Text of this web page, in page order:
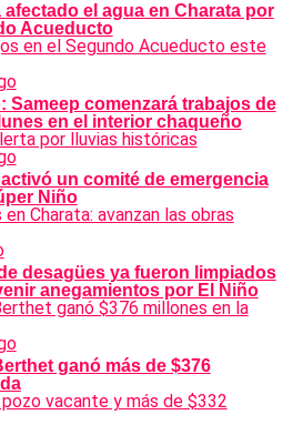
el agua en Charata por
Acueducto
Sameep comenzará trabajos de
en el interior chaqueño
un comité de emergencia
Niño
desagües ya fueron limpiados
anegamientos por El Niño
ganó más de $376